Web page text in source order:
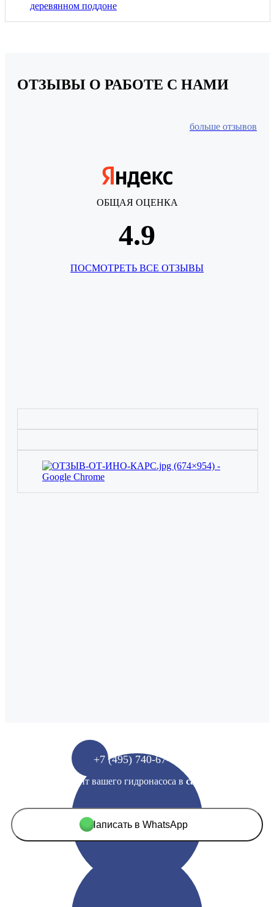
ОТЗЫВЫ О РАБОТЕ С НАМИ
больше отзывов
ОБЩАЯ ОЦЕНКА
4.9
ПОСМОТРЕТЬ ВСЕ ОТЗЫВЫ
+7 (495) 740-67-60
Выполним ремонт вашего гидронасоса в самые сжатые
Написать в WhatsApp